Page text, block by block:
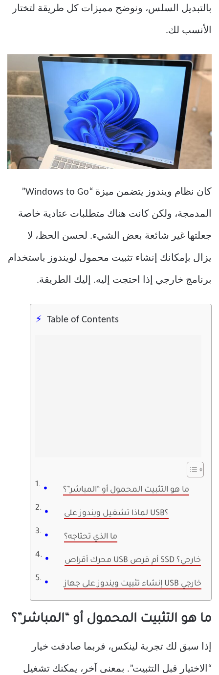
بالتبديل السلس، ونوضح مميزات كل طريقة لتختار
الأنسب لك.
كان نظام ويندوز يتضمن ميزة “Windows to Go”
المدمجة، ولكن كانت هناك متطلبات عتادية خاصة
جعلتها غير شائعة بعض الشيء. لحسن الحظ، لا
يزال بإمكانك إنشاء تثبيت محمول لويندوز باستخدام
برنامج خارجي إذا احتجت إليه. إليك الطريقة.
Table of Contents
ما هو التثبيت المحمول أو “المباشر”؟
لماذا تشغيل ويندوز على USB؟
ما الذي تحتاجه؟
محرك أقراص USB أم قرص SSD خارجي؟
إنشاء تثبيت ويندوز على جهاز USB خارجي
ما هو التثبيت المحمول أو “المباشر”؟
إذا سبق لك تجربة لينكس، فربما صادفت خيار
“الاختيار قبل التثبيت”. بمعنى آخر، يمكنك تشغيل